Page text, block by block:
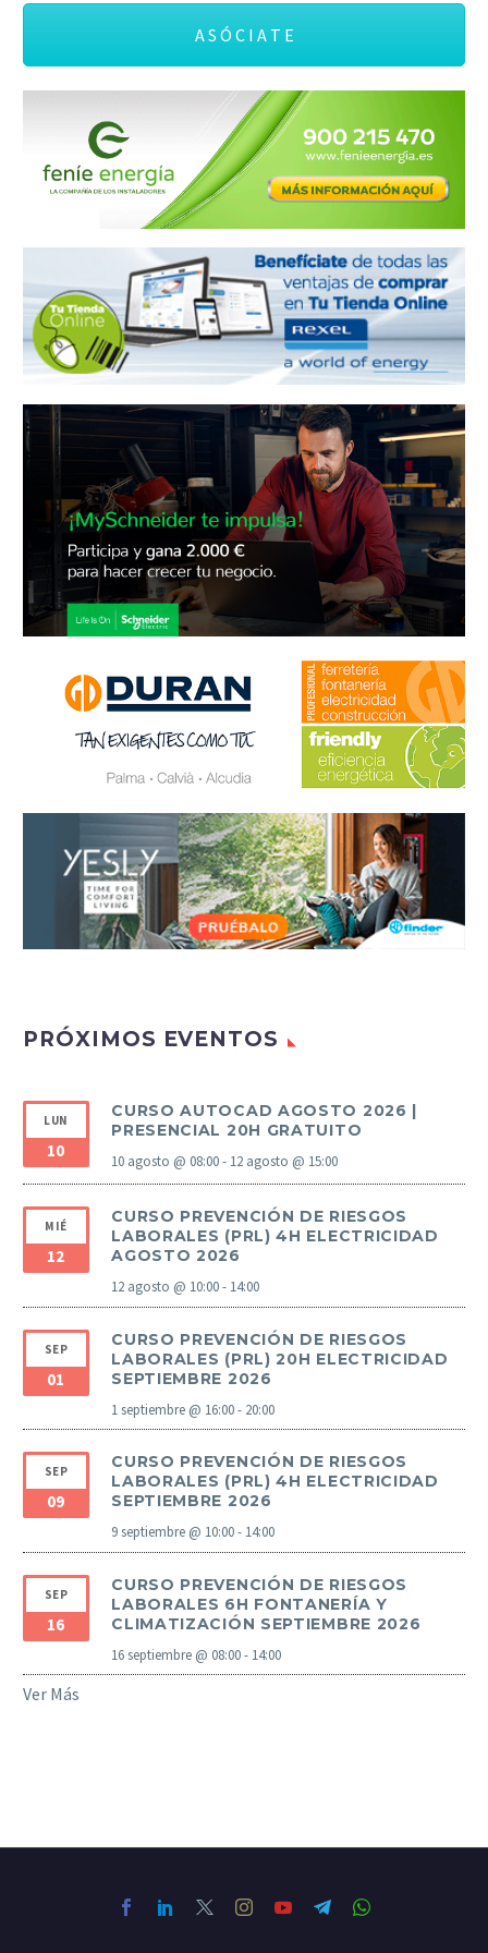
A S Ó C I A T E
PRÓXIMOS EVENTOS
LUN
10
CURSO AUTOCAD AGOSTO 2026 |
PRESENCIAL 20H GRATUITO
10 agosto @ 08:00- 12 agosto @ 15:00
MIÉ
12
CURSO PREVENCIÓN DE RIESGOS
LABORALES (PRL) 4H ELECTRICIDAD
AGOSTO 2026
12 agosto @ 10:00- 14:00
SEP
01
CURSO PREVENCIÓN DE RIESGOS
LABORALES (PRL) 20H ELECTRICIDAD
SEPTIEMBRE 2026
1 septiembre @ 16:00- 20:00
SEP
09
CURSO PREVENCIÓN DE RIESGOS
LABORALES (PRL) 4H ELECTRICIDAD
SEPTIEMBRE 2026
9 septiembre @ 10:00- 14:00
SEP
16
CURSO PREVENCIÓN DE RIESGOS
LABORALES 6H FONTANERÍA Y
CLIMATIZACIÓN SEPTIEMBRE 2026
16 septiembre @ 08:00- 14:00
Ver Más